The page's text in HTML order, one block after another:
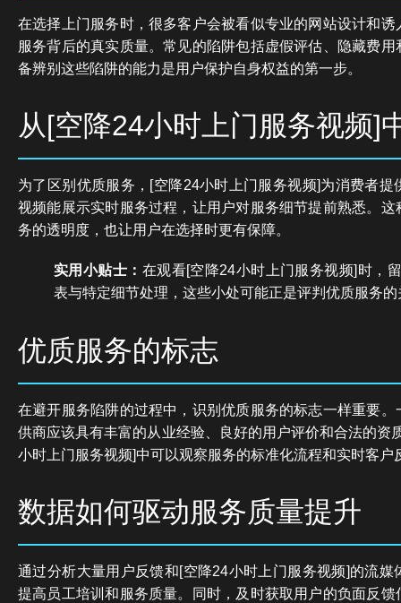
在选择上门服务时，很多客户会被看似专业的网站设计和
服务背后的真实质量。常见的陷阱包括虚假评估、隐藏费
备辨别这些陷阱的能力是用户保护自身权益的第一步。
从[空降24小时上门服务视频]
为了区别优质服务，[空降24小时上门服务视频]为消费者提
视频能展示实时服务过程，让用户对服务细节提前熟悉。
务的透明度，也让用户在选择时更有保障。
实用小贴士： 在观看[空降24小时上门服务视频]时，
表与特定细节处理，这些小处可能正是评判优质服务的
优质服务的标志
在避开服务陷阱的过程中，识别优质服务的标志一样重要
供商应该具有丰富的从业经验、良好的用户评价和合法的资
小时上门服务视频]中可以观察服务的标准化流程和实时客户
数据如何驱动服务质量提升
通过分析大量用户反馈和[空降24小时上门服务视频]的流媒
提高员工培训和服务质量。同时，及时获取用户的负面反